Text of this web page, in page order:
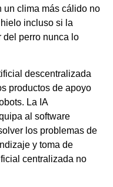
un clima más cálido no
incluso si la
del perro nunca lo
descentralizada
productos de apoyo
La IA
al software
los problemas de
y toma de
centralizada no